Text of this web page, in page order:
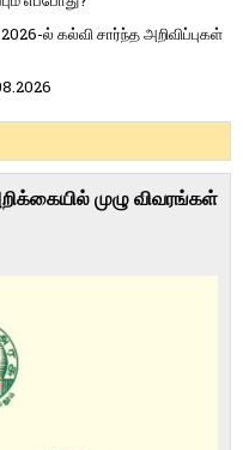
ல் கல்வி சார்ந்த அறிவிப்புகள்
முழு விவரங்கள்